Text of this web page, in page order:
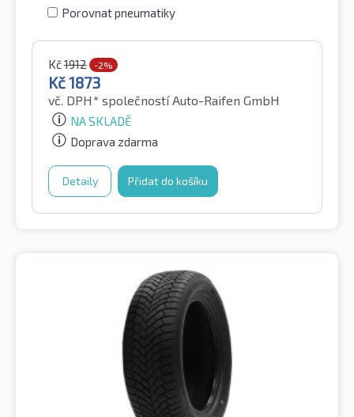
Porovnat pneumatiky
Kč1912 -2%
Kč1873
vč. DPH* společností Auto-Raifen GmbH
NA SKLADĚ
Doprava zdarma
Detaily Přidat do košíku